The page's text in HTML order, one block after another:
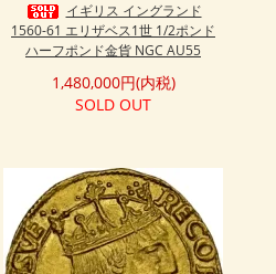
イギリス イングランド
1560-61 エリザベス1世 1/2ポンド
ハーフポンド金貨 NGC AU55
1,480,000円(内税)
SOLD OUT